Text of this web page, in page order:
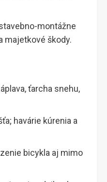
montážne
majetkové škody.
ťarcha snehu,
havárie kúrenia a
bicykla aj mimo